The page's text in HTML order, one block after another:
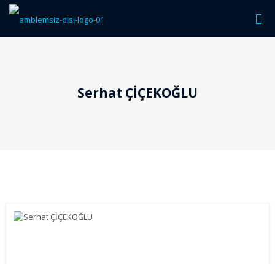
Serhat ÇİÇEKOĞLU